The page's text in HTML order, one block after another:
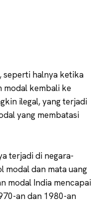
seperti halnya ketika
modal kembali ke
ilegal, yang terjadi
yang membatasi
terjadi di negara-
modal dan mata uang
modal India mencapai
an dan 1980-an